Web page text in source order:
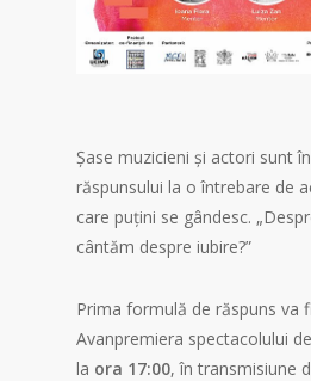
Șase muzicieni și actori sunt
răspunsului la o întrebare de
care puțini se gândesc.
cântăm despre iubire?”
Prima formulă de răspuns va
Avanpremiera spectacolului de
la ora 17:00, în transmisiune